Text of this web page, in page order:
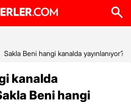
Sakla Beni hangi kanalda yayınlanıyor?
kanalda
Beni hangi